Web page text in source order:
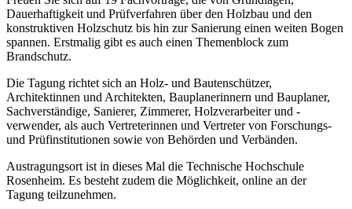
Dauerhaftigkeit und Prüfverfahren über den Holzbau und den
konstruktiven Holzschutz bis hin zur Sanierung einen weiten Bogen
spannen. Erstmalig gibt es auch einen Themenblock zum
Brandschutz.
Die Tagung richtet sich an Holz- und Bautenschützer,
Architektinnen und Architekten, Bauplanerinnern und Bauplaner,
Sachverständige, Sanierer, Zimmerer, Holzverarbeiter und -
verwender, als auch Vertreterinnen und Vertreter von Forschungs-
und Prüfinstitutionen sowie von Behörden und Verbänden.
Austragungsort ist in dieses Mal die Technische Hochschule
Rosenheim. Es besteht zudem die Möglichkeit, online an der
Tagung teilzunehmen.